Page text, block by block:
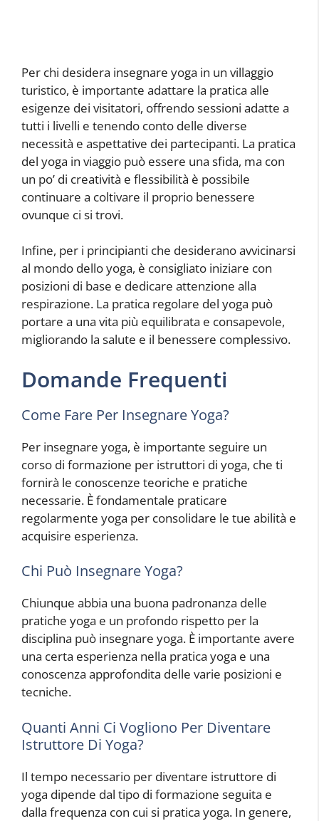
Per chi desidera insegnare yoga in un villaggio
turistico, è importante adattare la pratica alle
esigenze dei visitatori, offrendo sessioni adatte a
tutti i livelli e tenendo conto delle diverse
necessità e aspettative dei partecipanti. La pratica
del yoga in viaggio può essere una sfida, ma con
un po’ di creatività e flessibilità è possibile
continuare a coltivare il proprio benessere
ovunque ci si trovi.
Infine, per i principianti che desiderano avvicinarsi
al mondo dello yoga, è consigliato iniziare con
posizioni di base e dedicare attenzione alla
respirazione. La pratica regolare del yoga può
portare a una vita più equilibrata e consapevole,
migliorando la salute e il benessere complessivo.
Domande Frequenti
Come Fare Per Insegnare Yoga?
Per insegnare yoga, è importante seguire un
corso di formazione per istruttori di yoga, che ti
fornirà le conoscenze teoriche e pratiche
necessarie. È fondamentale praticare
regolarmente yoga per consolidare le tue abilità e
acquisire esperienza.
Chi Può Insegnare Yoga?
Chiunque abbia una buona padronanza delle
pratiche yoga e un profondo rispetto per la
disciplina può insegnare yoga. È importante avere
una certa esperienza nella pratica yoga e una
conoscenza approfondita delle varie posizioni e
tecniche.
Quanti Anni Ci Vogliono Per Diventare
Istruttore Di Yoga?
Il tempo necessario per diventare istruttore di
yoga dipende dal tipo di formazione seguita e
dalla frequenza con cui si pratica yoga. In genere,